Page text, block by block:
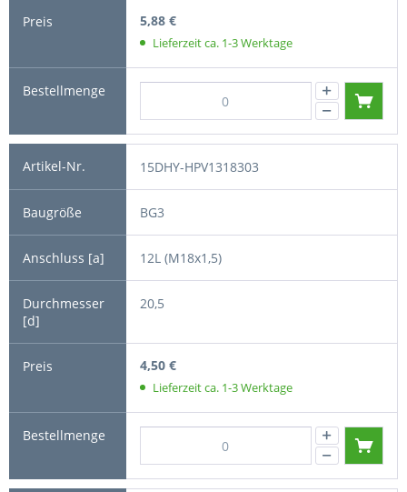
5,88 €
Lieferzeit ca. 1-3 Werktage
15DHY-HPV1318303
BG3
12L (M18x1,5)
20,5
4,50 €
Lieferzeit ca. 1-3 Werktage